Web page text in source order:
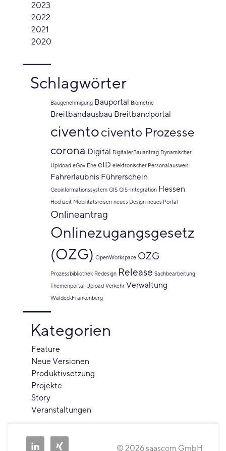
2023
2022
2021
2020
Schlagwörter
Baugenehmigung Bauportal Biometrie
Breitbandausbau Breitbandportal
civentocivento Prozesse
corona Digital DigitalerBauantrag Dynamischer
Upldoad eGov Ehe eID elektronischer Personalausweis
Fahrerlaubnis Führerschein
Geoinformationssystem GIS GIS-Integration Hessen
Hochzeit Mobilitätsreisen neues Design neues Portal
Onlineantrag
Onlinezugangsgesetz
(OZG) OpenWorkspace OZG
Prozessbibliothek Redesign Release Sachbearbeitung
Themenportal Upload Verkehr Verwaltung
WaldeckFrankenberg
Kategorien
Feature
Neue Versionen
Produktivsetzung
Projekte
Story
Veranstaltungen
© 2026 saascom GmbH